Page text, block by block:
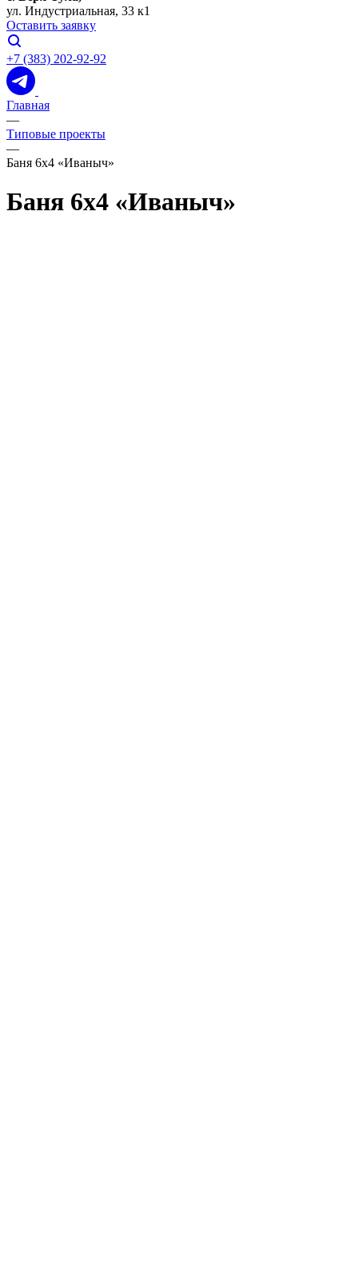
ул. Индустриальная, 33 к1
Оставить заявку
+7 (383) 202-92-92
Главная
—
Типовые проекты
—
Баня 6х4 «Иваныч»
Баня 6х4 «Иваныч»